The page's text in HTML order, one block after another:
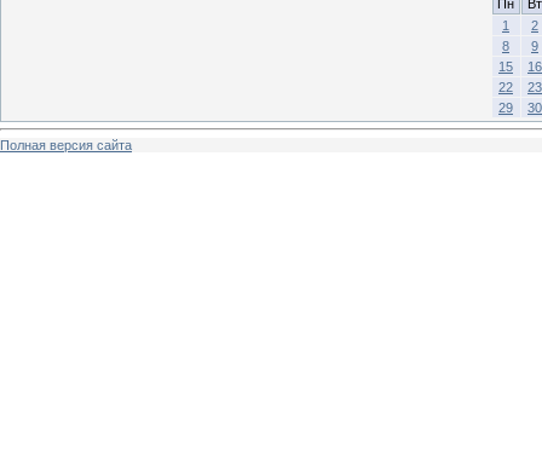
Пн
Вт
1
2
8
9
15
16
22
23
29
30
Полная версия сайта